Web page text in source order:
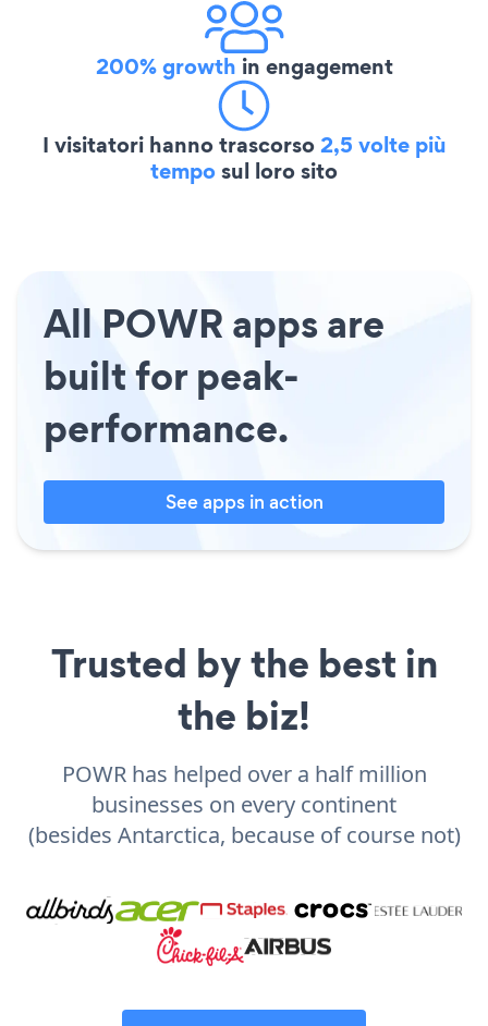
200% growth in engagement
I visitatori hanno trascorso2,5 volte più
temposul loro sito
All POWR apps are
built for peak-
performance.
See apps in action
Trusted by the best in
the biz!
POWR has helped over a half million
businesses on every continent
(besides Antarctica, because of course not)